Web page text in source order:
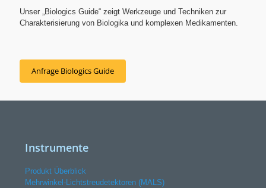
Unser „Biologics Guide“ zeigt Werkzeuge und Techniken zur
Charakterisierung von Biologika und komplexen Medikamenten.
Anfrage Biologics Guide
Instrumente
Produkt Überblick
Mehrwinkel-Lichtstreudetektoren (MALS)